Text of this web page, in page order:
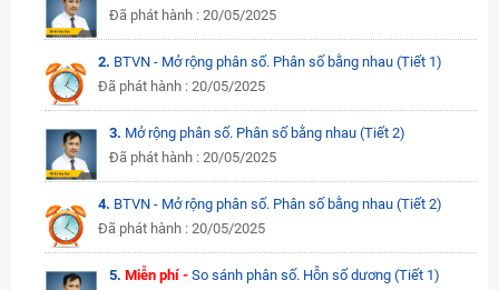
Đã phát hành : 20/05/2025
2. BTVN - Mở rộng phân số. Phân số bằng nhau (Tiết 1)
Đã phát hành : 20/05/2025
3. Mở rộng phân số. Phân số bằng nhau (Tiết 2)
Đã phát hành : 20/05/2025
4. BTVN - Mở rộng phân số. Phân số bằng nhau (Tiết 2)
Đã phát hành : 20/05/2025
5. Miễn phí - So sánh phân số. Hỗn số dương (Tiết 1)